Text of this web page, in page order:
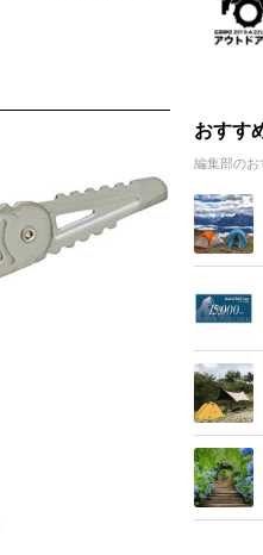
おすす
編集部のお